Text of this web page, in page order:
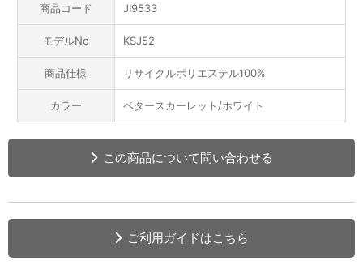
商品コード JI9533
モデルNo KSJ52
商品仕様 リサイクルポリエステル100%
カラー ベタースカーレット/ホワイト
この商品について問い合わせる
ご利用ガイドはこちら